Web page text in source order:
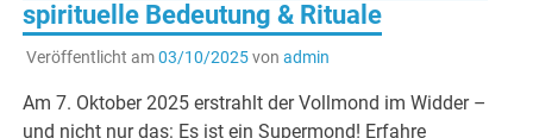
spirituelle Bedeutung & Rituale
Veröffentlicht am03/10/2025von admin
Am 7. Oktober 2025 erstrahlt der Vollmond im Widder –
und nicht nur das: Es ist ein Supermond! Erfahre